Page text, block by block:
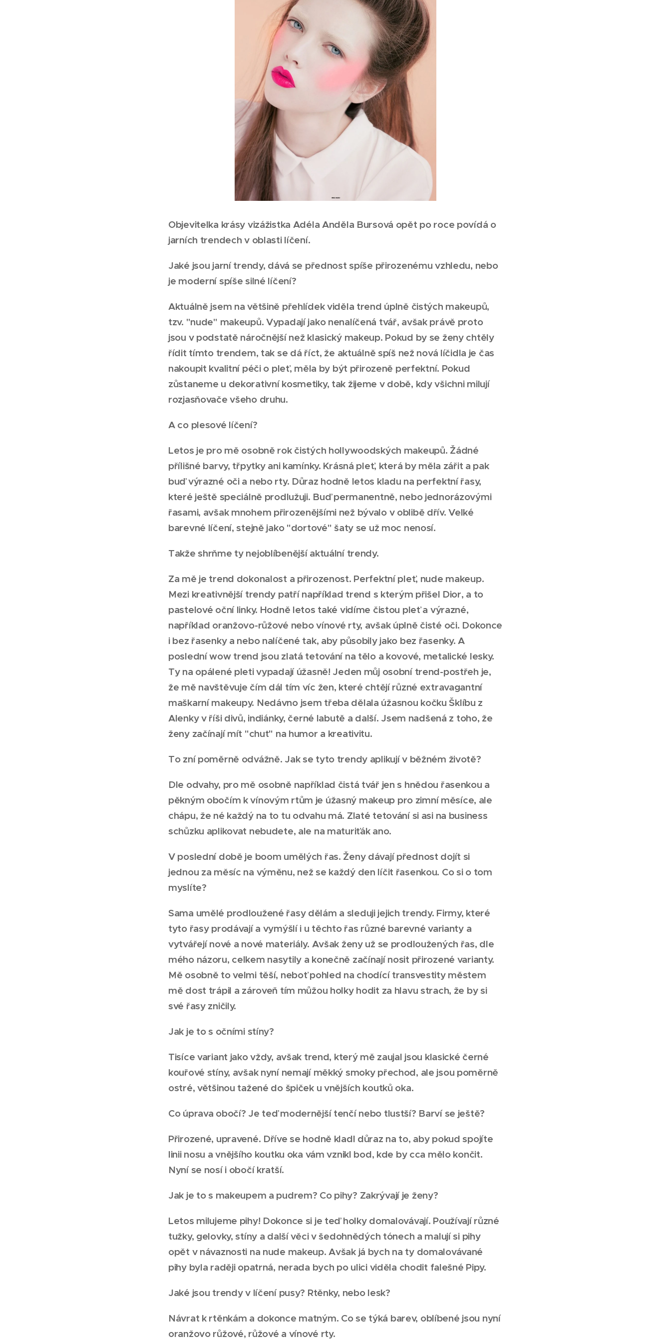
Objevitelka krásy vizážistka Adéla Anděla Bursová opět po roce povídá o
jarních trendech v oblasti líčení.
Jaké jsou jarní trendy, dává se přednost spíše přirozenému vzhledu, nebo
je moderní spíše silné líčení?
Aktuálně jsem na většině přehlídek viděla trend úplně čistých makeupů,
tzv. "nude" makeupů. Vypadají jako nenalíčená tvář, avšak právě proto
jsou v podstatě náročnější než klasický makeup. Pokud by se ženy chtěly
řídit tímto trendem, tak se dá říct, že aktuálně spíš než nová líčidla je čas
nakoupit kvalitní péči o pleť, měla by být přirozeně perfektní. Pokud
zůstaneme u dekorativní kosmetiky, tak žijeme v době, kdy všichni milují
rozjasňovače všeho druhu.
A co plesové líčení?
Letos je pro mě osobně rok čistých hollywoodských makeupů. Žádné
přílišné barvy, třpytky ani kamínky. Krásná pleť, která by měla zářit a pak
buď výrazné oči a nebo rty. Důraz hodně letos kladu na perfektní řasy,
které ještě speciálně prodlužuji. Buď permanentně, nebo jednorázovými
řasami, avšak mnohem přirozenějšími než bývalo v oblibě dřív. Velké
barevné líčení, stejně jako "dortové" šaty se už moc nenosí.
Takže shrňme ty nejoblíbenější aktuální trendy.
Za mě je trend dokonalost a přirozenost. Perfektní pleť, nude makeup.
Mezi kreativnější trendy patří například trend s kterým přišel Dior, a to
pastelové oční linky. Hodně letos také vidíme čistou pleť a výrazné,
například oranžovo-růžové nebo vínové rty, avšak úplně čisté oči. Dokonce
i bez řasenky a nebo nalíčené tak, aby působily jako bez řasenky. A
poslední wow trend jsou zlatá tetování na tělo a kovové, metalické lesky.
Ty na opálené pleti vypadají úžasně! Jeden můj osobní trend-postřeh je,
že mě navštěvuje čím dál tím víc žen, které chtějí různé extravagantní
maškarní makeupy. Nedávno jsem třeba dělala úžasnou kočku Šklíbu z
Alenky v říši divů, indiánky, černé labutě a další. Jsem nadšená z toho, že
ženy začínají mít "chuť" na humor a kreativitu.
To zní poměrně odvážně. Jak se tyto trendy aplikují v běžném životě?
Dle odvahy, pro mě osobně například čistá tvář jen s hnědou řasenkou a
pěkným obočím k vínovým rtům je úžasný makeup pro zimní měsíce, ale
chápu, že né každý na to tu odvahu má. Zlaté tetování si asi na business
schůzku aplikovat nebudete, ale na maturiťák ano.
V poslední době je boom umělých řas. Ženy dávají přednost dojít si
jednou za měsíc na výměnu, než se každý den líčit řasenkou. Co si o tom
myslíte?
Sama umělé prodloužené řasy dělám a sleduji jejich trendy. Firmy, které
tyto řasy prodávají a vymýšlí i u těchto řas různé barevné varianty a
vytvářejí nové a nové materiály. Avšak ženy už se prodloužených řas, dle
mého názoru, celkem nasytily a konečně začínají nosit přirozené varianty.
Mě osobně to velmi těší, neboť pohled na chodící transvestity městem
mě dost trápil a zároveň tím můžou holky hodit za hlavu strach, že by si
své řasy zničily.
Jak je to s očními stíny?
Tisíce variant jako vždy, avšak trend, který mě zaujal jsou klasické černé
kouřové stíny, avšak nyní nemají měkký smoky přechod, ale jsou poměrně
ostré, většinou tažené do špiček u vnějších koutků oka.
Co úprava obočí? Je teď modernější tenčí nebo tlustší? Barví se ještě?
Přirozené, upravené. Dříve se hodně kladl důraz na to, aby pokud spojíte
linii nosu a vnějšího koutku oka vám vznikl bod, kde by cca mělo končit.
Nyní se nosí i obočí kratší.
Jak je to s makeupem a pudrem? Co pihy? Zakrývají je ženy?
Letos milujeme pihy! Dokonce si je teď holky domalovávají. Používají různé
tužky, gelovky, stíny a další věci v šedohnědých tónech a malují si pihy
opět v návaznosti na nude makeup. Avšak já bych na ty domalovávané
pihy byla raději opatrná, nerada bych po ulici viděla chodit falešné Pipy.
Jaké jsou trendy v líčení pusy? Rtěnky, nebo lesk?
Návrat k rtěnkám a dokonce matným. Co se týká barev, oblíbené jsou nyní
oranžovo růžové, růžové a vínové rty.